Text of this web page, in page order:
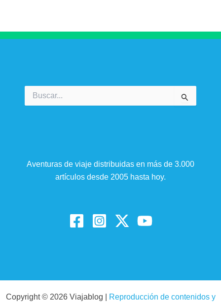
por:
Aventuras de viaje distribuidas en más de 3.000
artículos desde 2005 hasta hoy.
Copyright © 2026 Viajablog | Reproducción de contenidos y